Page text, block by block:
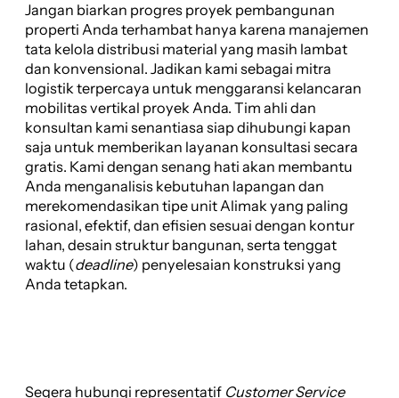
Jangan biarkan progres proyek pembangunan
properti Anda terhambat hanya karena manajemen
tata kelola distribusi material yang masih lambat
dan konvensional. Jadikan kami sebagai mitra
logistik terpercaya untuk menggaransi kelancaran
mobilitas vertikal proyek Anda. Tim ahli dan
konsultan kami senantiasa siap dihubungi kapan
saja untuk memberikan layanan konsultasi secara
gratis. Kami dengan senang hati akan membantu
Anda menganalisis kebutuhan lapangan dan
merekomendasikan tipe unit Alimak yang paling
rasional, efektif, dan efisien sesuai dengan kontur
lahan, desain struktur bangunan, serta tenggat
waktu (deadline) penyelesaian konstruksi yang
Anda tetapkan.
Segera hubungi representatif Customer Service